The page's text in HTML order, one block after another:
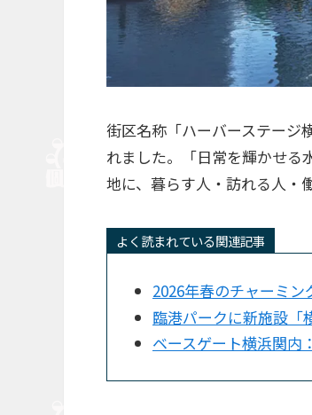
街区名称「ハーバーステージ
れました。「日常を輝かせる
地に、暮らす人・訪れる人・
よく読まれている関連記事
2026年春のチャーミ
臨港パークに新施設「
ベースゲート横浜関内